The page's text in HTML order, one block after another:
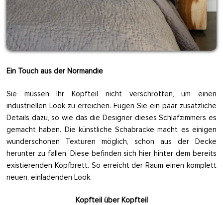
Ein Touch aus der Normandie
Sie müssen Ihr Kopfteil nicht verschrotten, um einen
industriellen Look zu erreichen. Fügen Sie ein paar zusätzliche
Details dazu, so wie das die Designer dieses Schlafzimmers es
gemacht haben. Die künstliche Schabracke macht es einigen
wunderschönen Texturen möglich, schön aus der Decke
herunter zu fallen. Diese befinden sich hier hinter dem bereits
existierenden Kopfbrett. So erreicht der Raum einen komplett
neuen, einladenden Look.
Kopfteil über Kopfteil